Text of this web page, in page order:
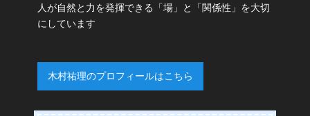
人が自然と力を発揮できる「場」と「関係性」を大切
にしています
木村祐理のプロフィールはこちら